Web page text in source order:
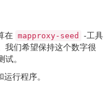
在 mapproxy-seed
-工具
我们希望保持这个数字很
。
行程序。